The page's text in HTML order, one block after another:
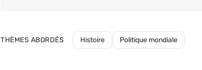
THÈMES ABORDÉS Histoire Politique mondiale